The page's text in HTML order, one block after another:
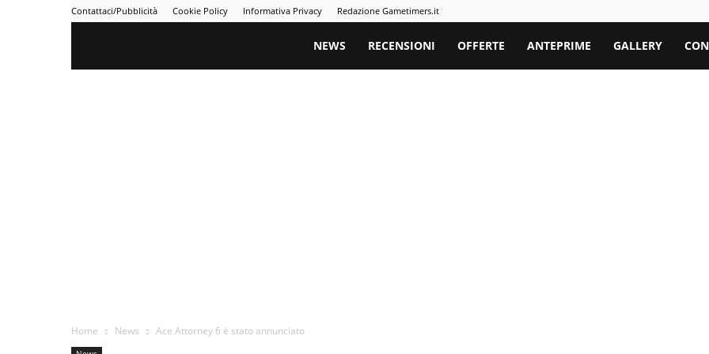
Contattaci/Pubblicità Cookie Policy Informativa Privacy Redazione Gametimers.it
Gametimers
NEWS RECENSIONI OFFERTE ANTEPRIME GALLERY
Home News Ace Attorney 6 è stato annunciato